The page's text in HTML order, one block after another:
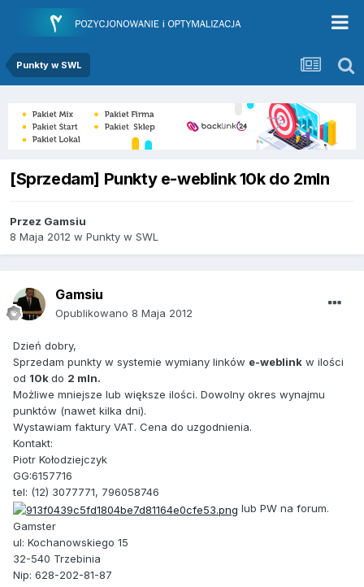
Punkty w SWL
[Sprzedam] Punkty e-weblink 10k do 2mln
Przez Gamsiu
8 Maja 2012 w Punkty w SWL
Gamsiu
Opublikowano 8 Maja 2012
Dzień dobry,
Sprzedam punkty w systemie wymiany linków e-weblink w ilości
od 10kdo 2 mln.
Możliwe mniejsze lub większe ilości. Dowolny okres wynajmu
punktów (nawet kilka dni).
Wystawiam faktury VAT. Cena do uzgodnienia.
Kontakt:
Piotr Kołodziejczyk
GG:6157716
tel: (12) 3077771, 796058746
lub PW na forum.
Gamster
ul: Kochanowskiego 15
32-540 Trzebinia
Nip: 628-202-81-87